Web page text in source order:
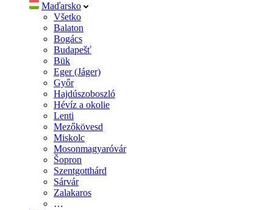
Maďarsko
Všetko
Balaton
Bogács
Budapešť
Bük
Eger (Jáger)
Győr
Hajdúszoboszló
Hévíz a okolie
Lenti
Mezőkövesd
Miskolc
Mosonmagyaróvár
Šopron
Szentgotthárd
Sárvár
Zalakaros
…